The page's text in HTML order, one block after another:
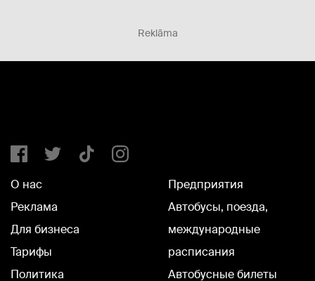
Reklāma
О нас
Реклама
Для бизнеса
Тарифы
Политика
Предприятия
Автобусы, поезда,
международные
расписания
Автобусные билеты